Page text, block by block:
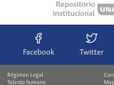
Repositorio
institucional
Facebook Twitter
Régimen Legal
Talento humano